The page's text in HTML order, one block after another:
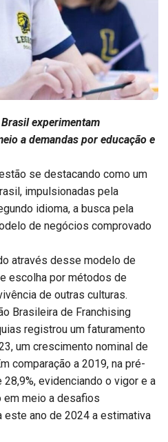
experimentam
a demandas por educação e
se destacando como um
impulsionadas pela
idioma, a busca pela
de negócios comprovado
através desse modelo de
escolha por métodos de
de outras culturas.
Brasileira de Franchising
registrou um faturamento
um crescimento nominal de
comparação a 2019, na pré-
evidenciando o vigor e a
meio a desafios
ano de 2024 a estimativa